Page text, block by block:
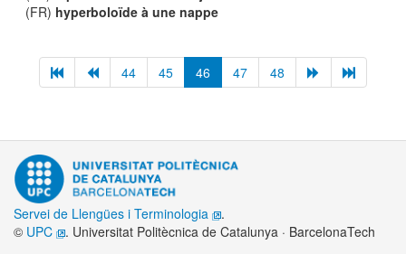
(FR) hyperboloïde à une nappe
44 45 46 47 48
Servei de Llengües i Terminologia
.
© UPC . Universitat Politècnica de Catalunya · BarcelonaTech